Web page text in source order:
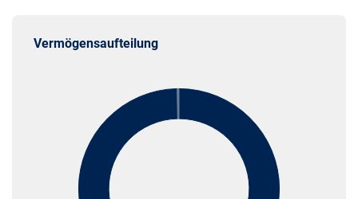
Vermögensaufteilung